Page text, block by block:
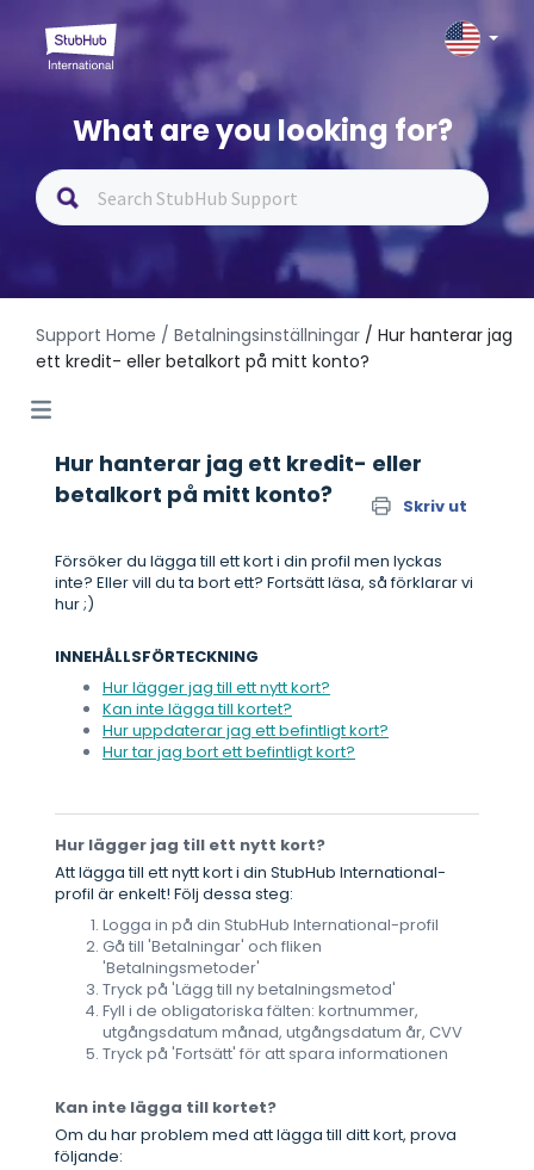
What are you looking for?
Support Home / Betalningsinställningar / Hur hanterar jag
ett kredit- eller betalkort på mitt konto?
Hur hanterar jag ett kredit- eller
betalkort på mitt konto?
Skriv ut
Försöker du lägga till ett kort i din profil men lyckas
inte? Eller vill du ta bort ett? Fortsätt läsa, så förklarar vi
hur ;)
INNEHÅLLSFÖRTECKNING
Hur lägger jag till ett nytt kort?
Kan inte lägga till kortet?
Hur uppdaterar jag ett befintligt kort?
Hur tar jag bort ett befintligt kort?
Hur lägger jag till ett nytt kort?
Att lägga till ett nytt kort i din StubHub International-
profil är enkelt! Följ dessa steg:
Logga in på din StubHub International-profil
Gå till 'Betalningar' och fliken
'Betalningsmetoder'
Tryck på 'Lägg till ny betalningsmetod'
Fyll i de obligatoriska fälten: kortnummer,
utgångsdatum månad, utgångsdatum år, CVV
Tryck på 'Fortsätt' för att spara informationen
Kan inte lägga till kortet?
Om du har problem med att lägga till ditt kort, prova
följande: